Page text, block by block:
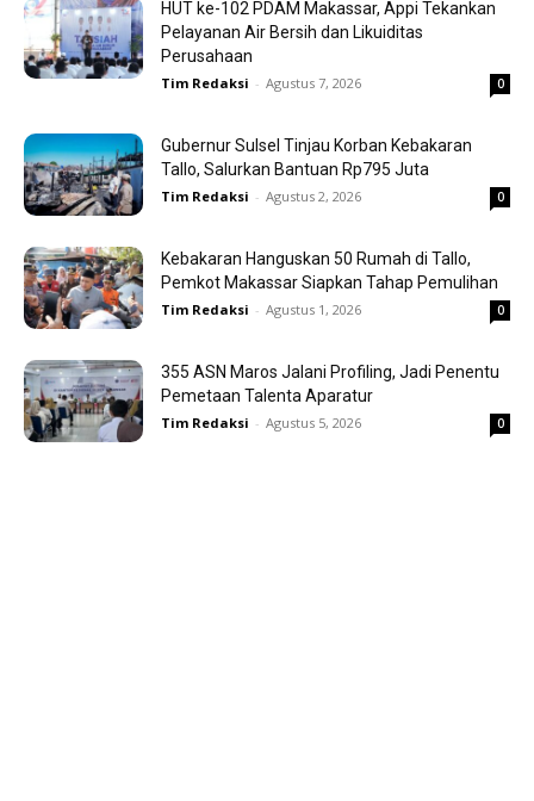
HUT ke-102 PDAM Makassar, Appi Tekankan
Pelayanan Air Bersih dan Likuiditas
Perusahaan
Tim Redaksi - Agustus 7, 2026 0
Gubernur Sulsel Tinjau Korban Kebakaran
Tallo, Salurkan Bantuan Rp795 Juta
Tim Redaksi - Agustus 2, 2026 0
Kebakaran Hanguskan 50 Rumah di Tallo,
Pemkot Makassar Siapkan Tahap Pemulihan
Tim Redaksi - Agustus 1, 2026 0
355 ASN Maros Jalani Profiling, Jadi Penentu
Pemetaan Talenta Aparatur
Tim Redaksi - Agustus 5, 2026 0